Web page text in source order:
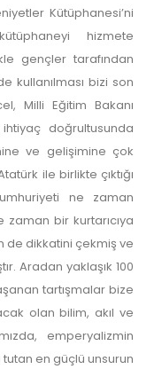
Kütüphanesi’ni
hizmete
gençler tarafından
kullanılması bizi son
Milli Eğitim Bakanı
doğrultusunda
ve gelişimine çok
ile birlikte çıktığı
ne zaman
zaman bir kurtarıcıya
de dikkatini çekmiş ve
Aradan yaklaşık 100
tartışmalar bize
olan bilim, akıl ve
emperyalizmin
tutan en güçlü unsurun